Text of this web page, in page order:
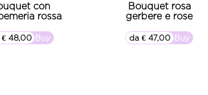
con
rossa
▷▷ Buy
€ 48,00
Bouquet rosa
gerbere e rose
▷▷ Buy
da € 47,00